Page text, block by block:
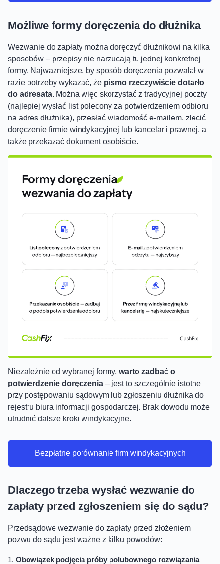
Możliwe formy doręczenia do dłużnika
Wezwanie do zapłaty można doręczyć dłużnikowi na kilka
sposobów – przepisy nie narzucają tu jednej konkretnej
formy. Najważniejsze, by sposób doręczenia pozwalał w
razie potrzeby wykazać, że pismo rzeczywiście dotarło
do adresata. Można więc skorzystać z tradycyjnej poczty
(najlepiej wysłać list polecony za potwierdzeniem odbioru
na adres dłużnika), przesłać wiadomość e-mailem, zlecić
doręczenie firmie windykacyjnej lub kancelarii prawnej, a
także przekazać dokument osobiście.
Niezależnie od wybranej formy, warto zadbać o
potwierdzenie doręczenia – jest to szczególnie istotne
przy postępowaniu sądowym lub zgłoszeniu dłużnika do
rejestru biura informacji gospodarczej. Brak dowodu może
utrudnić dalsze kroki windykacyjne.
Bezpłatne porównanie firm windykacyjnych
Dlaczego trzeba wysłać wezwanie do
zapłaty przed zgłoszeniem się do sądu?
Przedsądowe wezwanie do zapłaty przed złożeniem
pozwu do sądu jest ważne z kilku powodów:
Obowiązek podjęcia próby polubownego rozwiązania